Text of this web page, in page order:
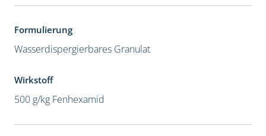
Formulierung
Wasserdispergierbares Granulat
Wirkstoff
500 g/kg Fenhexamid